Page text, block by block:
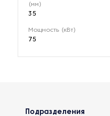
(мм)
35
Мощность (кВт)
75
Подразделения